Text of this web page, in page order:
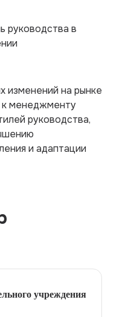
руководства в
изменений на рынке
к менеджменту
руководства,
и адаптации
учреждения